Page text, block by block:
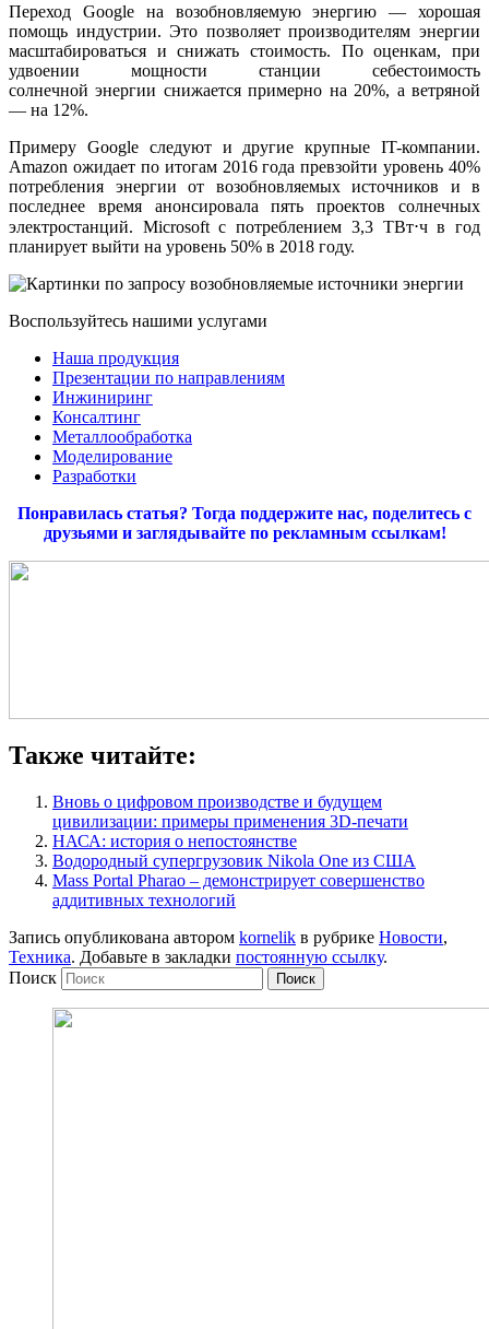
Переход Google на возобновляемую энергию — хорошая
помощь индустрии. Это позволяет производителям энергии
масштабироваться и снижать стоимость. По оценкам, при
удвоении мощности станции себестоимость
солнечной энергии снижается примерно на 20%, а ветряной
— на 12%.
Примеру Google следуют и другие крупные IT-компании.
Amazon ожидает по итогам 2016 года превзойти уровень 40%
потребления энергии от возобновляемых источников и в
последнее время анонсировала пять проектов солнечных
электростанций. Microsoft с потреблением 3,3 ТВт⋅ч в год
планирует выйти на уровень 50% в 2018 году.
Воспользуйтесь нашими услугами
Наша продукция
Презентации по направлениям
Инжиниринг
Консалтинг
Металлообработка
Моделирование
Разработки
Понравилась статья? Тогда поддержите нас, поделитесь с
друзьями и заглядывайте по рекламным ссылкам!
Также читайте:
Вновь о цифровом производстве и будущем
цивилизации: примеры применения 3D-печати
НАСА: история о непостоянстве
Водородный супергрузовик Nikola One из США
Mass Portal Pharao – демонстрирует совершенство
аддитивных технологий
Запись опубликована автором kornelik в рубрике Новости,
Техника. Добавьте в закладки постоянную ссылку.
Поиск